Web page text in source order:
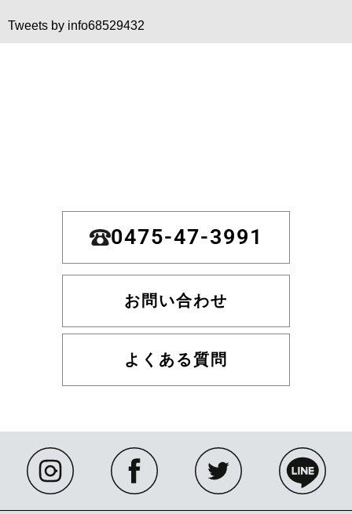
Tweets by info68529432
0475-47-3991
お問い合わせ
よくある質問